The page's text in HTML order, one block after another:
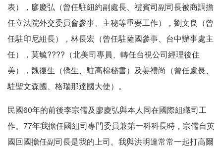
表），廖慶弘（曾任駐紐約副處長、禮賓司副司長被商調擔
任立法院外交委員會參事、主秘等重要工作），劉文良（曾
任駐印尼組長），林長宏（曾任駐薩國參事、台中辦事處主
任），莫毓????（北美司專員、轉任台視公司經理後住
美），魏復生（僑生、駐高棉秘書）及姜禮尚（曾任處長、
駐聖文森國、格瑞那達國大使）。
民國60年的前後李宗儒及廖慶弘與本人同在國際組織司工
作。77年我擔任國組司專門委員兼第一科科長時，宗儒自英
國回國擔任副司長是我的上司。我與洪明達常常一起打高爾